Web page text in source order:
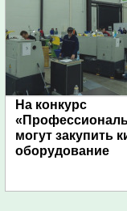
На конкурс
могут закупить
оборудование